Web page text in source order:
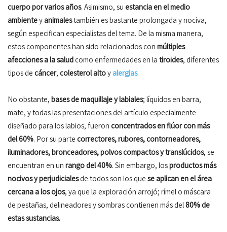
cuerpo por varios años. Asimismo, su estancia en elmedio
ambienteyanimalestambién es bastante prolongada y nociva,
según especifican especialistas del tema. De la misma manera,
estos componentes han sido relacionados con múltiples
afecciones a la saludcomo enfermedades en la tiroides, diferentes
tipos de cáncer, colesterolaltoy alergias.
No obstante, bases de maquillaje y labiales; líquidos en barra,
mate, y todas las presentaciones del artículo especialmente
diseñado para los labios, fueron concentrados en flúor con más
del 60%. Por su parte correctores, rubores, contorneadores,
iluminadores, bronceadores, polvos compactos y translúcidos, se
encuentran en un rango del 40%. Sin embargo, losproductos más
nocivos y perjudicialesde todos son los que se aplican en elárea
cercana a los ojos, ya que la exploración arrojó; rímel o máscara
de pestañas, delineadores y sombras contienen más del80% de
estas sustancias.